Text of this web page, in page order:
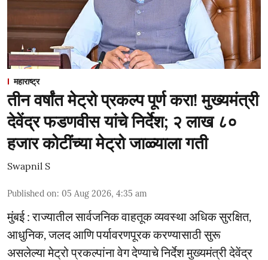
महाराष्ट्र
तीन वर्षांत मेट्रो प्रकल्प पूर्ण करा! मुख्यमंत्री
देवेंद्र फडणवीस यांचे निर्देश; २ लाख ८०
हजार कोटींच्या मेट्रो जाळ्याला गती
Swapnil S
Published on: 05 Aug 2026, 4:35 am
मुंबई : राज्यातील सार्वजनिक वाहतूक व्यवस्था अधिक सुरक्षित,
आधुनिक, जलद आणि पर्यावरणपूरक करण्यासाठी सुरू
असलेल्या मेट्रो प्रकल्पांना वेग देण्याचे निर्देश मुख्यमंत्री देवेंद्र